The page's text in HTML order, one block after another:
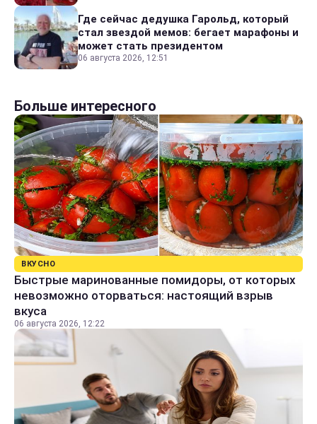
Где сейчас дедушка Гарольд, который
стал звездой мемов: бегает марафоны и
может стать президентом
06 августа 2026, 12:51
Больше интересного
ВКУСНО
Быстрые маринованные помидоры, от которых
невозможно оторваться: настоящий взрыв
вкуса
06 августа 2026, 12:22